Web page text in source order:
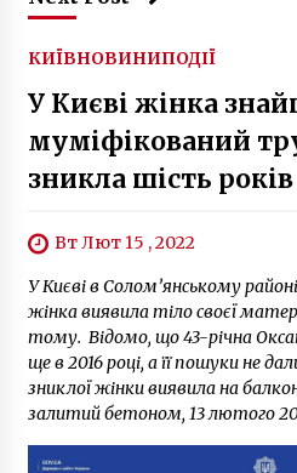
КИЇВНОВИНИПОДІЇ
У Києві жінка
муміфікований
зникла шість
Вт Лют 15 , 2022
У Києві в Солом’янському
жінка виявила тіло своєї
тому. Відомо, що 43-річна
ще в 2016 році, а її пошуки не
зниклої жінки виявила на
залитий бетоном, 13 лютого